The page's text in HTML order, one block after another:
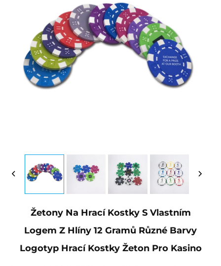
Žetony Na Hrací Kostky S Vlastním
Logem Z Hlíny 12 Gramů Různé Barvy
Logotyp Hrací Kostky Žeton Pro Kasino